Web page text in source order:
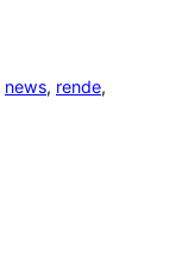
news, rende